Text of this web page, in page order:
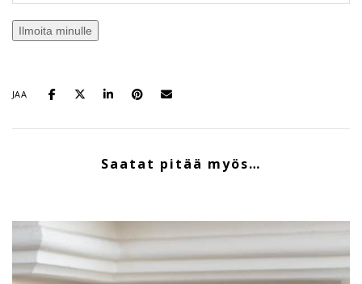
Ilmoita minulle
JAA
Saatat pitää myös…